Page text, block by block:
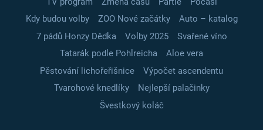
Kdy budou volby
ZOO Nové začátky
Auto – katalog
7 pádů Honzy Dědka
Volby 2025
Svařené víno
Tatarák podle Pohlreicha
Aloe vera
Pěstování lichořeřišnice
Výpočet ascendentu
Tvarohové knedlíky
Nejlepší palačinky
Švestkový koláč